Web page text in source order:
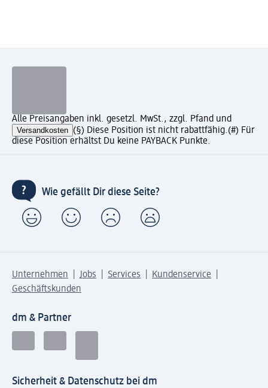
Alle Preisangaben inkl. gesetzl. MwSt., zzgl. Pfand und
Versandkosten (§) Diese Position ist nicht rabattfähig.(#) Für
diese Position erhältst Du keine PAYBACK Punkte.
Wie gefällt Dir diese Seite?
Unternehmen Jobs Services
Kundenservice
Geschäftskunden
dm & Partner
Sicherheit & Datenschutz bei dm